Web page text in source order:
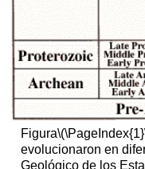
Figura
evolucionaron en
Geológico de los